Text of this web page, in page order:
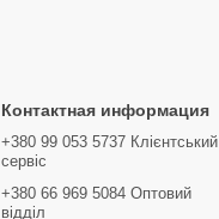
Контактная информация
+380 99 053 5737 Клієнтський
сервіс
+380 66 969 5084 Оптовий
відділ